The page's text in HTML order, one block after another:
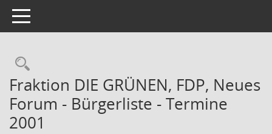
Toggle navigation
Rechercheauswahl
Fraktion DIE GRÜNEN, FDP, Neues
Forum - Bürgerliste - Termine
2001